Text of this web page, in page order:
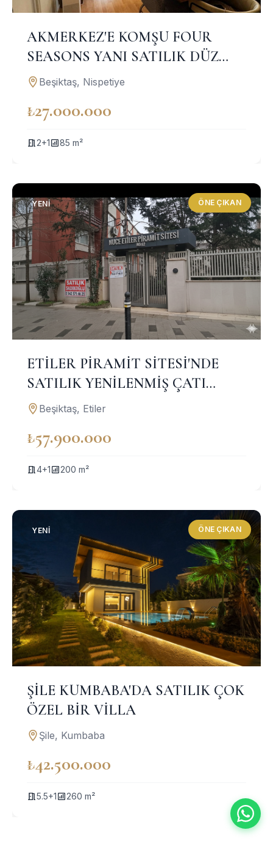
AKMERKEZ'E KOMŞU FOUR
SEASONS YANI SATILIK DÜZ
GİRİŞ OFİS/BÜRO/KONUT
Beşiktaş, Nispetiye
₺27.000.000
2+1 85 m²
YENI ÖNE ÇIKAN
ETİLER PİRAMİT SİTESİ'NDE
SATILIK YENİLENMİŞ ÇATI
DUBLEKS
Beşiktaş, Etiler
₺57.900.000
4+1 200 m²
YENI ÖNE ÇIKAN
ŞİLE KUMBABA'DA SATILIK ÇOK
ÖZEL BİR VİLLA
Şile, Kumbaba
₺42.500.000
5.5+1 260 m²